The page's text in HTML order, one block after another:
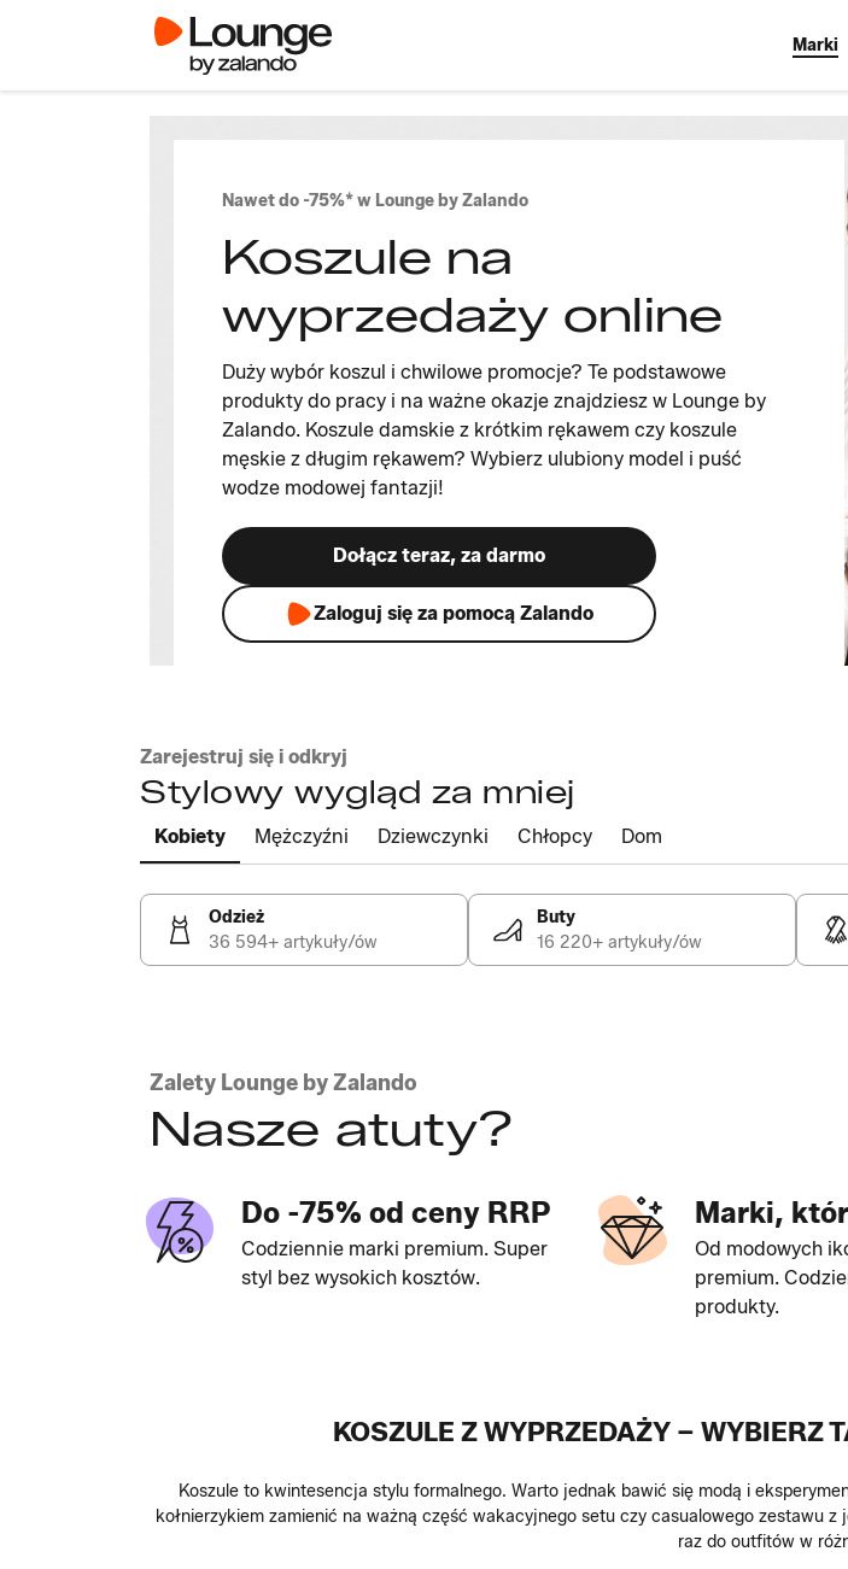
Marki
Nawet do -75%* w Lounge by Zalando
Koszule na
wyprzedaży online
Duży wybór koszul i chwilowe promocje? Te podstawowe
produkty do pracy i na ważne okazje znajdziesz w Lounge by
Zalando. Koszule damskie z krótkim rękawem czy koszule
męskie z długim rękawem? Wybierz ulubiony model i puść
wodze modowej fantazji!
Dołącz teraz, za darmo
Zaloguj się za pomocą Zalando
Zarejestruj się i odkryj
Stylowy wygląd za mniej
Kobiety Mężczyźni Dziewczynki Chłopcy Dom
Odzież
36 594+ artykuły/ów
Buty
16 220+ artykuły/ów
Zalety Lounge by Zalando
Nasze atuty?
Do -75% od ceny RRP
Codziennie marki premium. Super
styl bez wysokich kosztów.
Marki,
Od modowych
premium.
produkty.
KOSZULE Z WYPRZEDAŻY – WYBIERZ
Koszule to kwintesencja stylu formalnego. Warto jednak bawić się modą i
kołnierzykiem zamienić na ważną część wakacyjnego setu czy casualowego zestawu
raz do outfitów w